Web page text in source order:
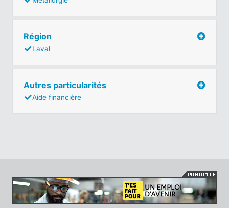
Région
Laval
Autres particularités
Aide financière